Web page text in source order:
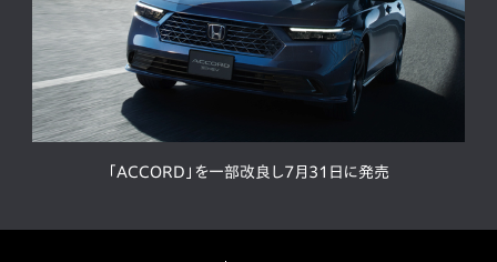
「ACCORD」を一部改良し7月31日に発売